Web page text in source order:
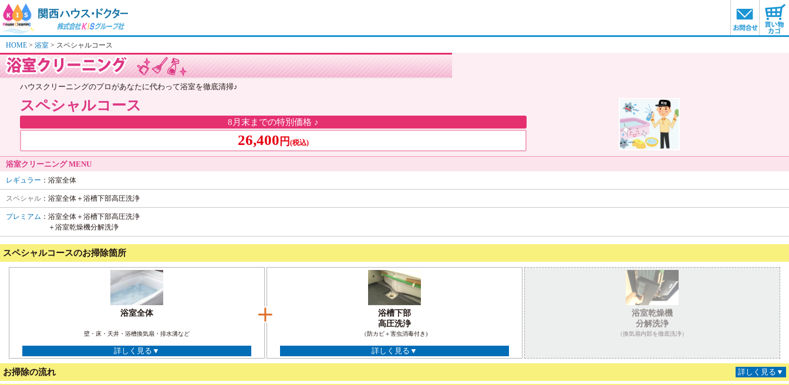
HOME 浴室 スペシャルコース
ハウスクリーニングのプロがあなたに代わって浴室を徹底清掃♪
スペシャルコース
8月末までの特別価格 ♪
26,400 円 (税込)
浴室クリーニング MENU
レギュラー ：浴室全体
スペシャル ：浴室全体＋浴槽下部高圧洗浄
プレミアム ：浴室全体＋浴槽下部高圧洗浄
＋浴室乾燥機分解洗浄
スペシャルコースのお掃除箇所
浴室全体
壁・床・天井・浴槽換気扇・排水溝など
詳しく見る▼
浴槽下部
高圧洗浄
（防カビ＋害虫消毒付き)
詳しく見る▼
浴室乾燥機
分解洗浄
（換気扇内部を徹底洗浄）
お掃除の流れ 詳しく見る▼